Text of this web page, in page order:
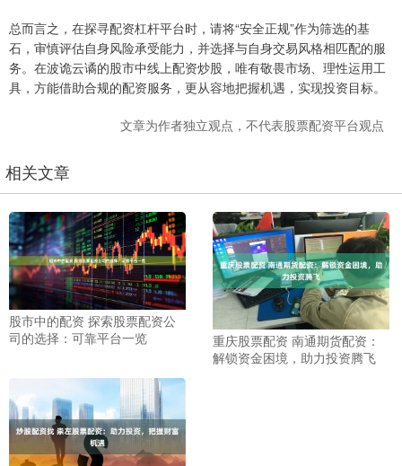
总而言之，在探寻配资杠杆平台时，请将“安全正规”作为筛选的基
石，审慎评估自身风险承受能力，并选择与自身交易风格相匹配的服
务。在波诡云谲的股市中线上配资炒股，唯有敬畏市场、理性运用工
具，方能借助合规的配资服务，更从容地把握机遇，实现投资目标。
文章为作者独立观点，不代表股票配资平台观点
相关文章
股市中的配资 探索股票配资公
司的选择：可靠平台一览
重庆股票配资 南通期货配资：
解锁资金困境，助力投资腾飞